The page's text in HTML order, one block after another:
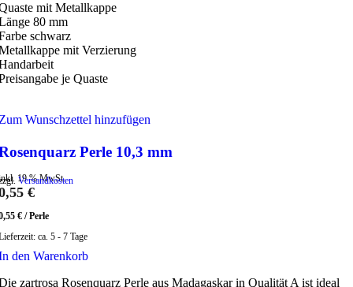
mit Metallkappe
80 mm
schwarz
mit Verzierung
je Quaste
Wunschzettel hinzufügen
Perle 10,3 mm
19 % MwSt.
Versandkosten
€
€ /Perle
ca. 5 - 7 Tage
den Warenkorb
zartrosa Rosenquarz Perle aus Madagaskar in Qualität A ist ideal